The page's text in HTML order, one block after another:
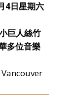
4日星期六
巨人絲竹
多位音樂